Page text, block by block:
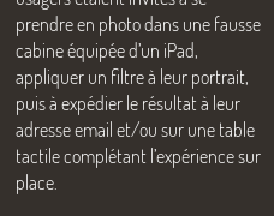
prendre en photo dans une fausse
cabine équipée d’un iPad,
appliquer un filtre à leur portrait,
puis à expédier le résultat à leur
adresse email et/ou sur une table
tactile complétant l’expérience sur
place.